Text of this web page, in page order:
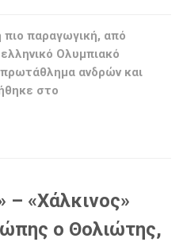
πιο παραγωγική, από
Ολυμπιακό
ανδρών και
στο
– «Χάλκινος»
ο Θολιώτης,